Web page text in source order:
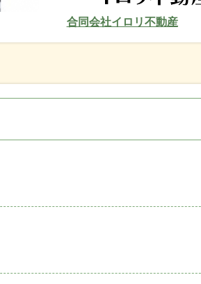
合同会社イロリ不動産